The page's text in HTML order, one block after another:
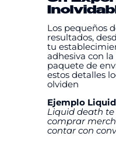
Los pequeños
resultados,
tu
adhesiva con la
paquete de
estos detalles
olviden
Ejemplo
Liquid death
comprar
contar con